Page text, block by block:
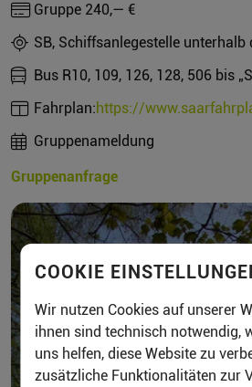
Gruppe 240,— €
SB, Schiffsanlegestelle
Bus R10, 109, 126, 128, 506 bis
Fahrplan:https://
Gruppenameldung
Gruppenanfrage
COOKIE
Wir nutzen Cookies auf unserer
ihnen sind technisch notwendig,
uns helfen, diese Website zu
zusätzliche Funktionalitäten zur